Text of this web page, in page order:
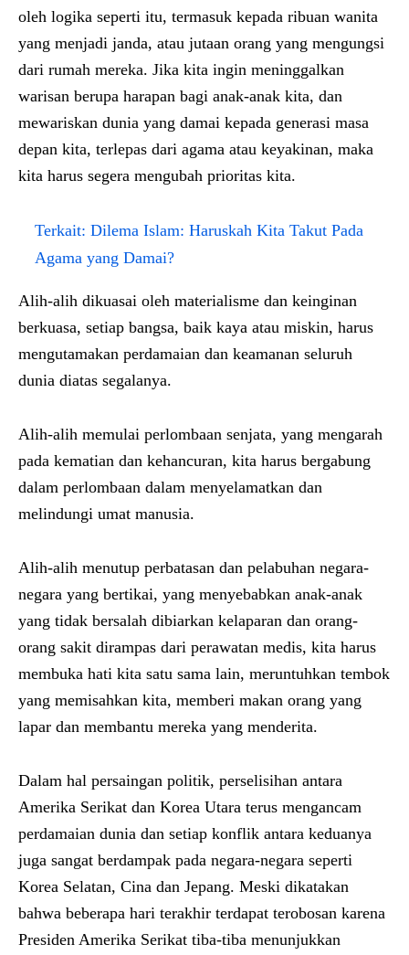
oleh logika seperti itu, termasuk kepada ribuan wanita
yang menjadi janda, atau jutaan orang yang mengungsi
dari rumah mereka. Jika kita ingin meninggalkan
warisan berupa harapan bagi anak-anak kita, dan
mewariskan dunia yang damai kepada generasi masa
depan kita, terlepas dari agama atau keyakinan, maka
kita harus segera mengubah prioritas kita.
Terkait: Dilema Islam: Haruskah Kita Takut Pada
Agama yang Damai?
Alih-alih dikuasai oleh materialisme dan keinginan
berkuasa, setiap bangsa, baik kaya atau miskin, harus
mengutamakan perdamaian dan keamanan seluruh
dunia diatas segalanya.
Alih-alih memulai perlombaan senjata, yang mengarah
pada kematian dan kehancuran, kita harus bergabung
dalam perlombaan dalam menyelamatkan dan
melindungi umat manusia.
Alih-alih menutup perbatasan dan pelabuhan negara-
negara yang bertikai, yang menyebabkan anak-anak
yang tidak bersalah dibiarkan kelaparan dan orang-
orang sakit dirampas dari perawatan medis, kita harus
membuka hati kita satu sama lain, meruntuhkan tembok
yang memisahkan kita, memberi makan orang yang
lapar dan membantu mereka yang menderita.
Dalam hal persaingan politik, perselisihan antara
Amerika Serikat dan Korea Utara terus mengancam
perdamaian dunia dan setiap konflik antara keduanya
juga sangat berdampak pada negara-negara seperti
Korea Selatan, Cina dan Jepang. Meski dikatakan
bahwa beberapa hari terakhir terdapat terobosan karena
Presiden Amerika Serikat tiba-tiba menunjukkan